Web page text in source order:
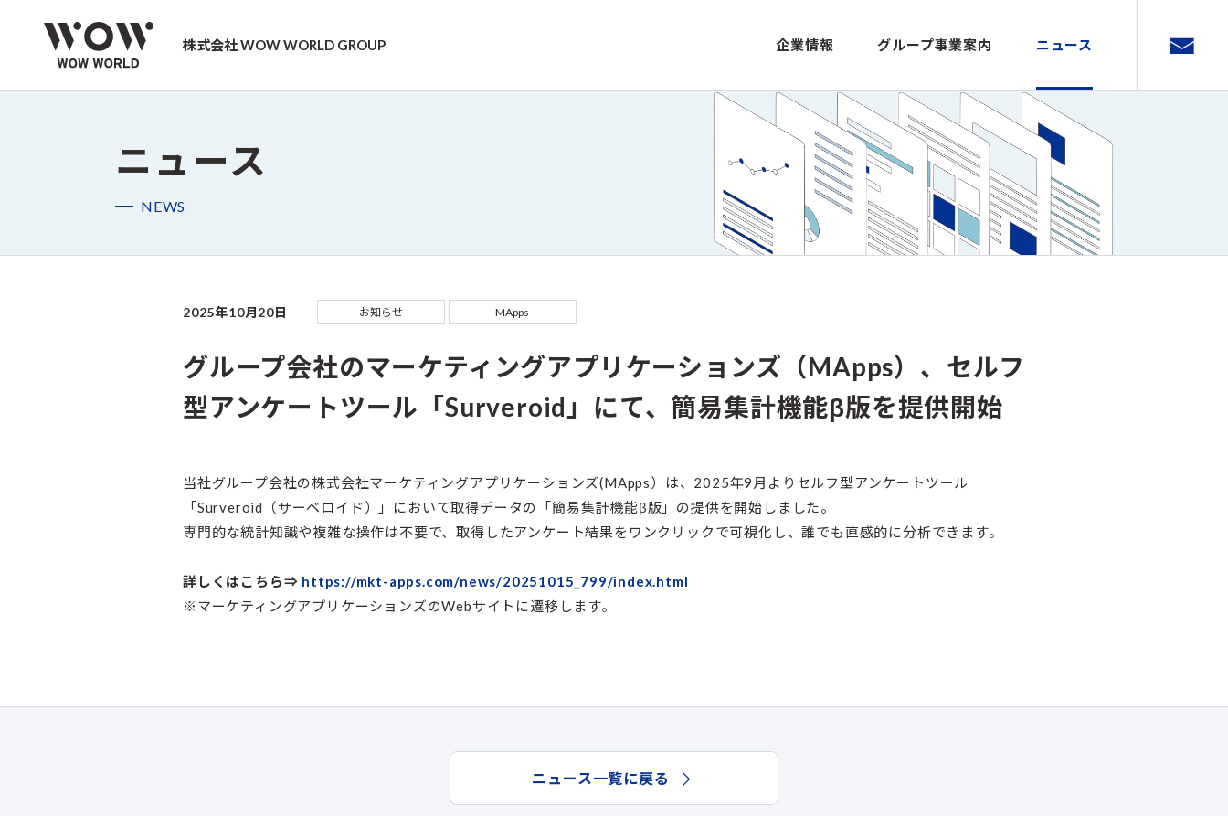
株式会社 WOW WORLD GROUP 企業情報 グループ事業案内 ニュース
ニュース
NEWS
2025年10月20日 お知らせ MApps
グループ会社のマーケティングアプリケーションズ（MApps）、セルフ
型アンケートツール「Surveroid」にて、簡易集計機能β版を提供開始
当社グループ会社の株式会社マーケティングアプリケーションズ(MApps）は、2025年9月よりセルフ型アンケートツール
「Surveroid（サーベロイド）」において取得データの「簡易集計機能β版」の提供を開始しました。
専門的な統計知識や複雑な操作は不要で、取得したアンケート結果をワンクリックで可視化し、誰でも直感的に分析できます。
詳しくはこちら⇒ https://mkt-apps.com/news/20251015_799/index.html
※マーケティングアプリケーションズのWebサイトに遷移します。
ニュース一覧に戻る